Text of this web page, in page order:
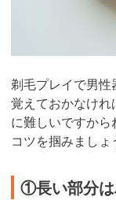
剃毛プレイで男
覚えておかなけ
に難しいですか
コツを掴みましょ
①長い部分